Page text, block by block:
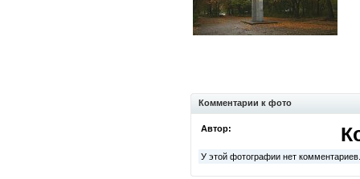
Комментарии к фото
Автор:
У этой фотографии нет комментариев.